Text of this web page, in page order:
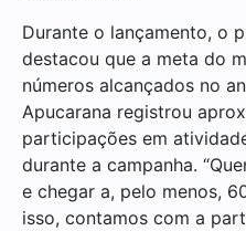
Durante o lançamento, o
destacou que a meta do
números alcançados no
Apucarana registrou
participações em
durante a campanha.
e chegar a, pelo menos,
isso, contamos com a